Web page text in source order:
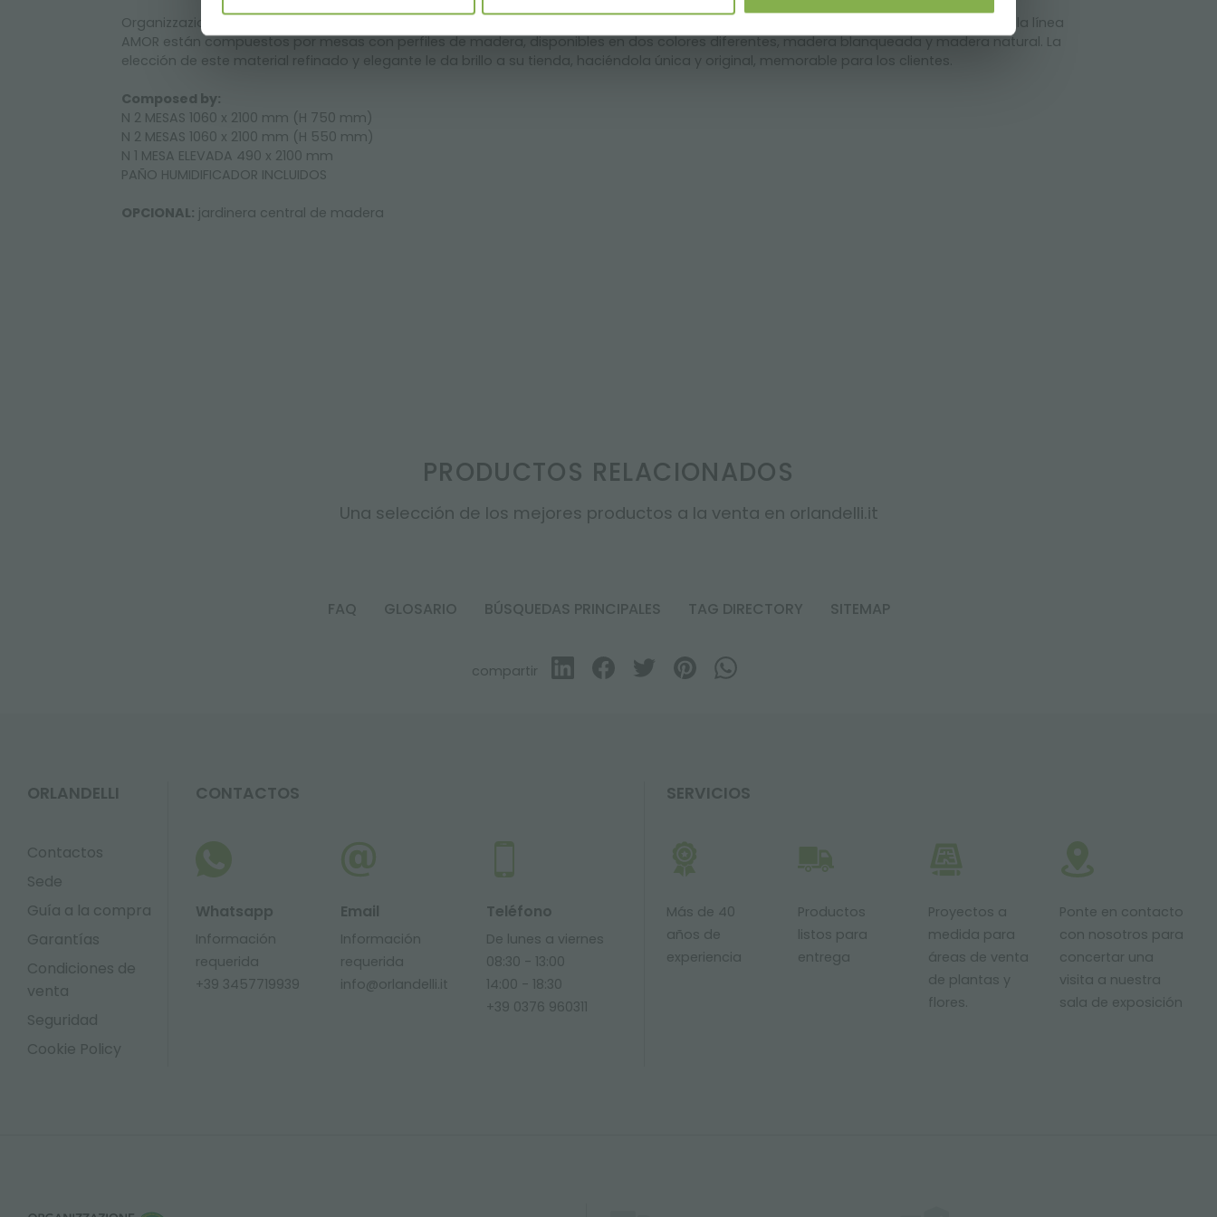
Organizzazione Orlandelli propone los juegos de set de aluminio, en una nueva variante realizada con mesas en madera. Los juegos de la línea
AMOR están compuestos por mesas con perfiles de madera, disponibles en dos colores diferentes, madera blanqueada y madera natural. La
elección de este material refinado y elegante le da brillo a su tienda, haciéndola única y original, memorable para los clientes.
Composed by:
N 2 MESAS 1060 x 2100 mm (H 750 mm)
N 2 MESAS 1060 x 2100 mm (H 550 mm)
N 1 MESA ELEVADA 490 x 2100 mm
PAÑO HUMIDIFICADOR INCLUIDOS
OPCIONAL: jardinera central de madera
PRODUCTOS RELACIONADOS
Una selección de los mejores productos a la venta en orlandelli.it
FAQ GLOSARIO BÚSQUEDAS PRINCIPALES TAG DIRECTORY SITEMAP
compartir
ORLANDELLI
Contactos
Sede
Guía a la compra
Garantías
Condiciones de
venta
Seguridad
Cookie Policy
CONTACTOS
Whatsapp
Información
requerida
+39 3457719939
Email
Información
requerida
info@orlandelli.it
Teléfono
De lunes a viernes
08:30 - 13:00
14:00 - 18:30
+39 0376 960311
SERVICIOS
Más de 40
años de
experiencia
Productos
listos para
entrega
Proyectos a
medida para
áreas de venta
de plantas y
flores.
Ponte en contacto
con nosotros para
concertar una
visita a nuestra
sala de exposición